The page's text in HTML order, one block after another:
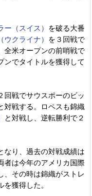
ー（スイス）
を破る大番
ウクライナ）
を３回戦で
全米オープンの前哨戦で
ンでタイトルを獲得して
回戦でサウスポーのビッ
対戦する。ロペスも錦織
と対戦し、逆転勝利で２
なり、過去の対戦成績は
者は今年のアメリカ国際
、その時は錦織がストレ
獲得した。